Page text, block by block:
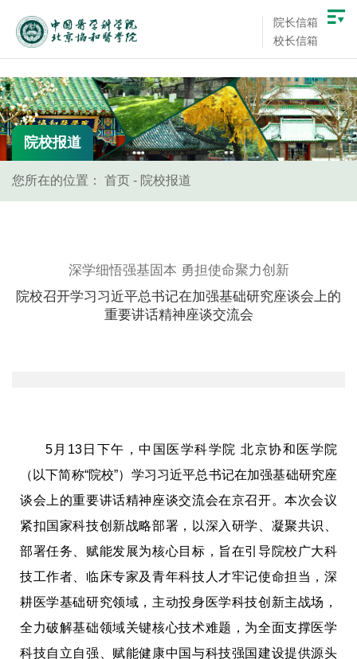
院长信箱
校长信箱
院校报道
您所在的位置： 首页 - 院校报道
深学细悟强基固本 勇担使命聚力创新
院校召开学习习近平总书记在加强基础研究座谈会上的
重要讲话精神座谈交流会
5月13日下午，中国医学科学院 北京协和医学院
（以下简称“院校”）学习习近平总书记在加强基础研究座
谈会上的重要讲话精神座谈交流会在京召开。本次会议
紧扣国家科技创新战略部署，以深入研学、凝聚共识、
部署任务、赋能发展为核心目标，旨在引导院校广大科
技工作者、临床专家及青年科技人才牢记使命担当，深
耕医学基础研究领域，主动投身医学科技创新主战场，
全力破解基础领域关键核心技术难题，为全面支撑医学
科技自立自强、赋能健康中国与科技强国建设提供源头